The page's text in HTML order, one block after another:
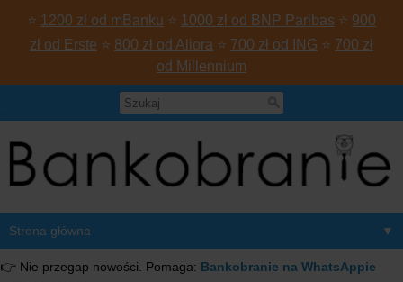
⭐ 1200 zł od mBanku ⭐ 1000 zł od BNP Paribas ⭐ 900
zł od Erste ⭐ 800 zł od Aliora ⭐ 700 zł od ING ⭐ 700 zł
od Millennium
▼
👉 Nie przegap nowości. Pomaga: Bankobranie na WhatsAppie